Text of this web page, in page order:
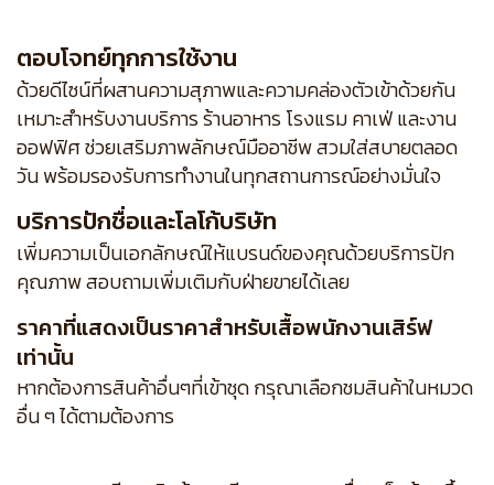
ตอบโจทย์ทุกการใช้งาน
ด้วยดีไซน์ที่ผสานความสุภาพและความคล่องตัวเข้าด้วยกัน
เหมาะสำหรับงานบริการ ร้านอาหาร โรงแรม คาเฟ่ และงาน
ออฟฟิศ ช่วยเสริมภาพลักษณ์มืออาชีพ สวมใส่สบายตลอด
วัน พร้อมรองรับการทำงานในทุกสถานการณ์อย่างมั่นใจ
บริการปักชื่อและโลโก้บริษัท
เพิ่มความเป็นเอกลักษณ์ให้แบรนด์ของคุณด้วยบริการปัก
คุณภาพ สอบถามเพิ่มเติมกับฝ่ายขายได้เลย
ราคาที่แสดงเป็นราคาสำหรับเสื้อพนักงานเสิร์ฟ
เท่านั้น
หากต้องการสินค้าอื่นๆที่เข้าชุด กรุณาเลือกชมสินค้าในหมวด
อื่น ๆ ได้ตามต้องการ